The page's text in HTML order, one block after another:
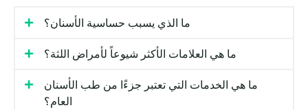
ما الذي يسبب حساسية الأسنان؟
ما هي العلامات الأكثر شيوعاً لأمراض اللثة؟
ما هي الخدمات التي تعتبر جزءًا من طب الأسنان
العام؟